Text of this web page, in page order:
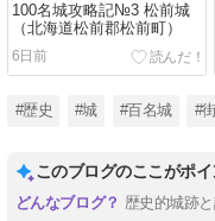
100名城攻略記№3 松前城
（北海道松前郡松前町）
6日前
#歴史 #城 #百名城 #
このブログのここがポイ
歴史的城跡